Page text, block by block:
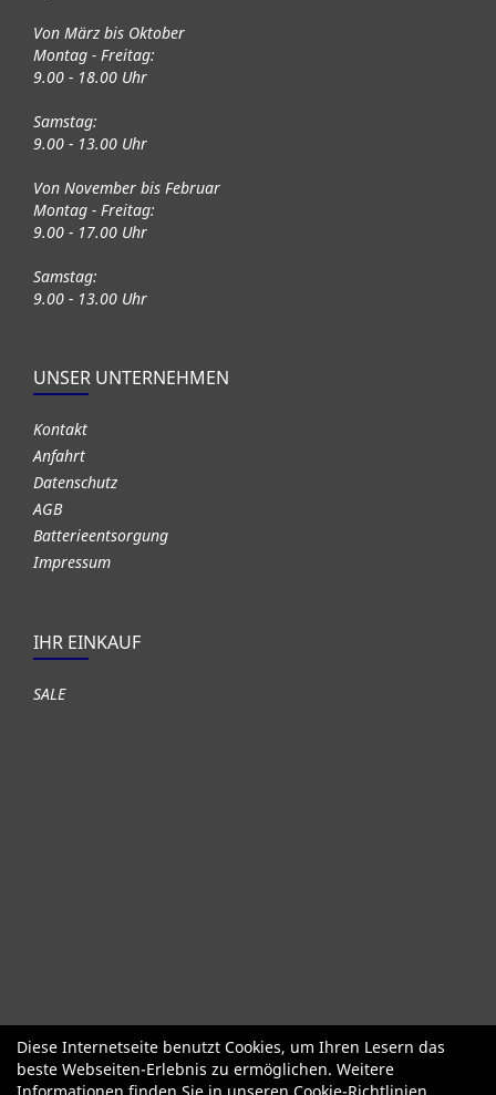
Von März bis Oktober
Montag - Freitag:
9.00 - 18.00 Uhr
Samstag:
9.00 - 13.00 Uhr
Von November bis Februar
Montag - Freitag:
9.00 - 17.00 Uhr
Samstag:
9.00 - 13.00 Uhr
UNSER UNTERNEHMEN
Kontakt
Anfahrt
Datenschutz
AGB
Batterieentsorgung
Impressum
IHR EINKAUF
SALE
Fahrräder Gute gebrauchte Fahrräder
Roller + Laufräder
Fahrradzubehör
Fahrradteile
Bekleidung Helme Schuhe
Diese Internetseite benutzt Cookies, um Ihren Lesern das
beste Webseiten-Erlebnis zu ermöglichen. Weitere